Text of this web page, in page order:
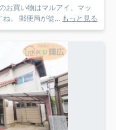
お買い物はマルアイ、マッ
。 郵便局が徒...
もっと見る